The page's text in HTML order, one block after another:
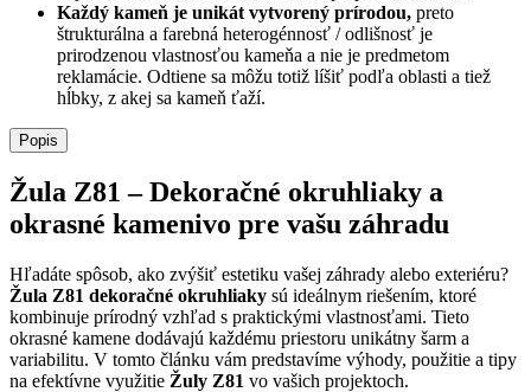
Každý kameň je unikát vytvorený prírodou, preto
štrukturálna a farebná heterogénnosť / odlišnosť je
prirodzenou vlastnosťou kameňa a nie je predmetom
reklamácie. Odtiene sa môžu totiž líšiť podľa oblasti a tiež
hĺbky, z akej sa kameň ťaží.
Popis
Žula Z81 – Dekoračné okruhliaky a
okrasné kamenivo pre vašu záhradu
Hľadáte spôsob, ako zvýšiť estetiku vašej záhrady alebo exteriéru?
Žula Z81 dekoračné okruhliaky sú ideálnym riešením, ktoré
kombinuje prírodný vzhľad s praktickými vlastnosťami. Tieto
okrasné kamene dodávajú každému priestoru unikátny šarm a
variabilitu. V tomto článku vám predstavíme výhody, použitie a tipy
na efektívne využitie Žuly Z81 vo vašich projektoch.